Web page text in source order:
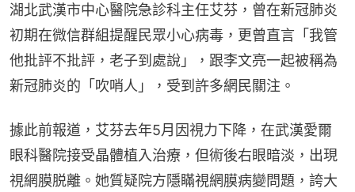
湖北武漢市中心醫院急診科主任艾芬，曾在新冠肺炎
初期在微信群組提醒民眾小心病毒，更曾直言「我管
他批評不批評，老子到處說」，跟李文亮一起被稱為
新冠肺炎的「吹哨人」，受到許多網民關注。
據此前報道，艾芬去年5月因視力下降，在武漢愛爾
眼科醫院接受晶體植入治療，但術後右眼暗淡，出現
視網膜脱離。她質疑院方隱瞞視網膜病變問題，誇大